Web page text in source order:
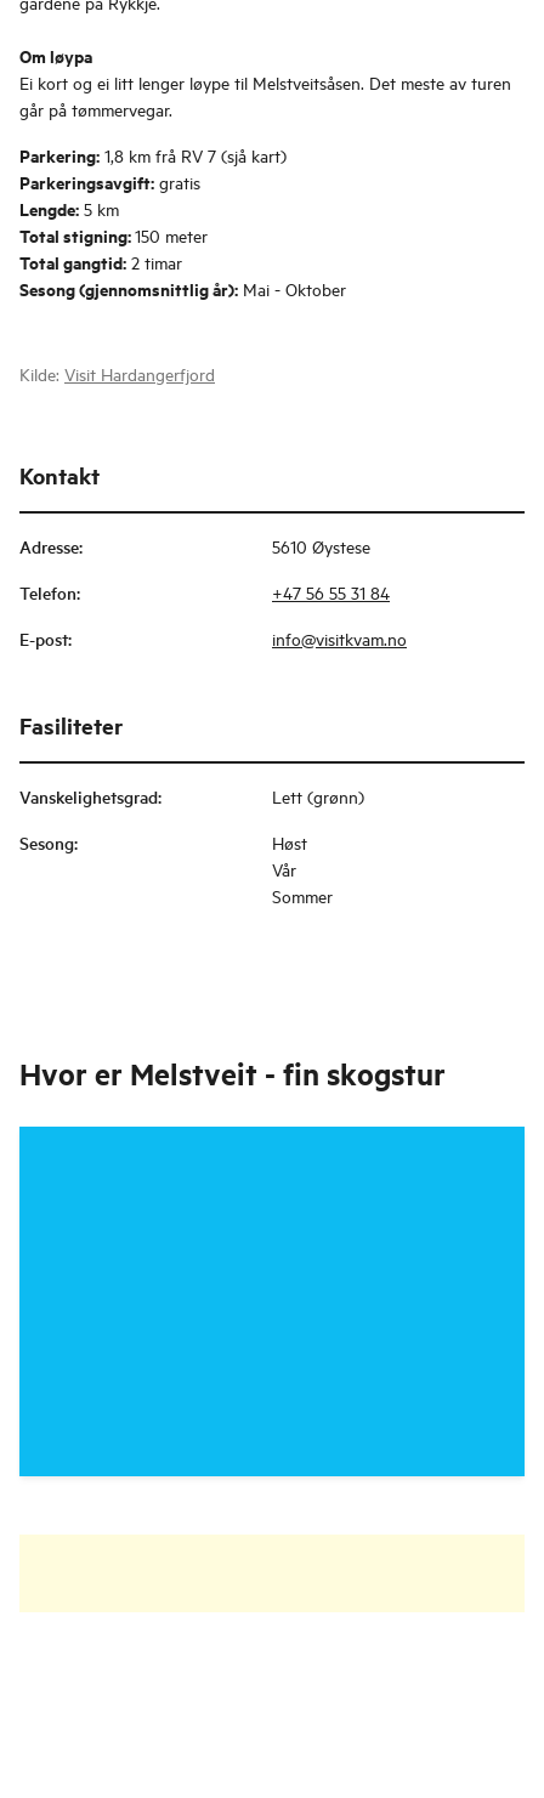
Om løypa
Ei kort og ei litt lenger løype til Melstveitsåsen. Det meste av turen
går på tømmervegar.
Parkering: 1,8 km frå RV 7 (sjå kart)
Parkeringsavgift: gratis
Lengde: 5 km
Total stigning:150 meter
Total gangtid: 2 timar
Sesong (gjennomsnittlig år): Mai - Oktober
Kilde: Visit Hardangerfjord
Kontakt
Adresse: 5610 Øystese
Telefon: +47 56 55 31 84
E-post: info@visitkvam.no
Fasiliteter
Vanskelighetsgrad: Lett (grønn)
Sesong:
Høst
Vår
Sommer
Hvor er Melstveit - fin skogstur